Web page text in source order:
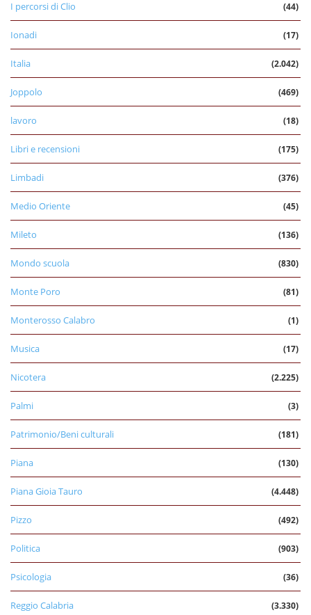
I percorsi di Clio (44)
Ionadi (17)
Italia (2.042)
Joppolo (469)
lavoro (18)
Libri e recensioni (175)
Limbadi (376)
Medio Oriente (45)
Mileto (136)
Mondo scuola (830)
Monte Poro (81)
Monterosso Calabro (1)
Musica (17)
Nicotera (2.225)
Palmi (3)
Patrimonio/Beni culturali (181)
Piana (130)
Piana Gioia Tauro (4.448)
Pizzo (492)
Politica (903)
Psicologia (36)
Reggio Calabria (3.330)